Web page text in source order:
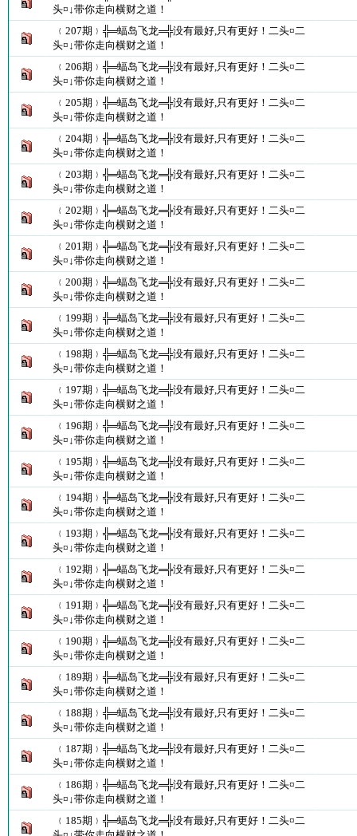
头¤↓带你走向横财之道！
﹛207期﹜╬═蝠岛飞龙═╬没有最好,只有更好！二头¤二
头¤↓带你走向横财之道！
﹛206期﹜╬═蝠岛飞龙═╬没有最好,只有更好！二头¤二
头¤↓带你走向横财之道！
﹛205期﹜╬═蝠岛飞龙═╬没有最好,只有更好！二头¤二
头¤↓带你走向横财之道！
﹛204期﹜╬═蝠岛飞龙═╬没有最好,只有更好！二头¤二
头¤↓带你走向横财之道！
﹛203期﹜╬═蝠岛飞龙═╬没有最好,只有更好！二头¤二
头¤↓带你走向横财之道！
﹛202期﹜╬═蝠岛飞龙═╬没有最好,只有更好！二头¤二
头¤↓带你走向横财之道！
﹛201期﹜╬═蝠岛飞龙═╬没有最好,只有更好！二头¤二
头¤↓带你走向横财之道！
﹛200期﹜╬═蝠岛飞龙═╬没有最好,只有更好！二头¤二
头¤↓带你走向横财之道！
﹛199期﹜╬═蝠岛飞龙═╬没有最好,只有更好！二头¤二
头¤↓带你走向横财之道！
﹛198期﹜╬═蝠岛飞龙═╬没有最好,只有更好！二头¤二
头¤↓带你走向横财之道！
﹛197期﹜╬═蝠岛飞龙═╬没有最好,只有更好！二头¤二
头¤↓带你走向横财之道！
﹛196期﹜╬═蝠岛飞龙═╬没有最好,只有更好！二头¤二
头¤↓带你走向横财之道！
﹛195期﹜╬═蝠岛飞龙═╬没有最好,只有更好！二头¤二
头¤↓带你走向横财之道！
﹛194期﹜╬═蝠岛飞龙═╬没有最好,只有更好！二头¤二
头¤↓带你走向横财之道！
﹛193期﹜╬═蝠岛飞龙═╬没有最好,只有更好！二头¤二
头¤↓带你走向横财之道！
﹛192期﹜╬═蝠岛飞龙═╬没有最好,只有更好！二头¤二
头¤↓带你走向横财之道！
﹛191期﹜╬═蝠岛飞龙═╬没有最好,只有更好！二头¤二
头¤↓带你走向横财之道！
﹛190期﹜╬═蝠岛飞龙═╬没有最好,只有更好！二头¤二
头¤↓带你走向横财之道！
﹛189期﹜╬═蝠岛飞龙═╬没有最好,只有更好！二头¤二
头¤↓带你走向横财之道！
﹛188期﹜╬═蝠岛飞龙═╬没有最好,只有更好！二头¤二
头¤↓带你走向横财之道！
﹛187期﹜╬═蝠岛飞龙═╬没有最好,只有更好！二头¤二
头¤↓带你走向横财之道！
﹛186期﹜╬═蝠岛飞龙═╬没有最好,只有更好！二头¤二
头¤↓带你走向横财之道！
﹛185期﹜╬═蝠岛飞龙═╬没有最好,只有更好！二头¤二